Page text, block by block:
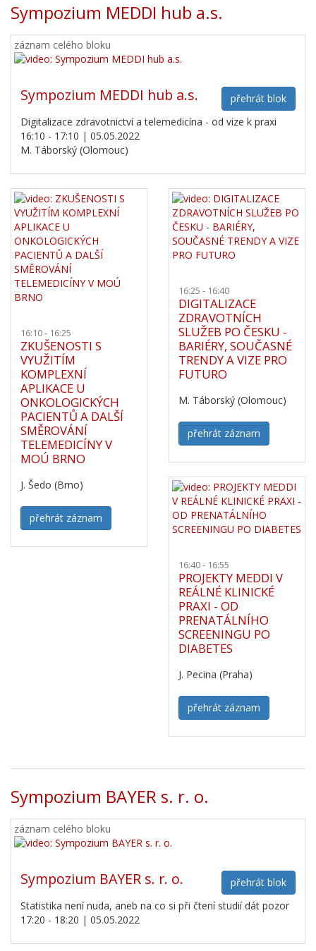
Sympozium MEDDI hub a.s.
záznam celého bloku
přehrát blok
Sympozium MEDDI hub a.s.
Digitalizace zdravotnictví a telemedicína - od vize k praxi
16:10 - 17:10 | 05.05.2022
M. Táborský (Olomouc)
16:10 - 16:25
ZKUŠENOSTI S
VYUŽITÍM
KOMPLEXNÍ
APLIKACE U
ONKOLOGICKÝCH
PACIENTŮ A DALŠÍ
SMĚROVÁNÍ
TELEMEDICÍNY V
MOÚ BRNO
J. Šedo (Brno)
přehrát záznam
16:25 - 16:40
DIGITALIZACE
ZDRAVOTNÍCH
SLUŽEB PO ČESKU -
BARIÉRY, SOUČASNÉ
TRENDY A VIZE PRO
FUTURO
M. Táborský (Olomouc)
přehrát záznam
16:40 - 16:55
PROJEKTY MEDDI V
REÁLNÉ KLINICKÉ
PRAXI - OD
PRENATÁLNÍHO
SCREENINGU PO
DIABETES
J. Pecina (Praha)
přehrát záznam
Sympozium BAYER s. r. o.
záznam celého bloku
přehrát blok
Sympozium BAYER s. r. o.
Statistika není nuda, aneb na co si při čtení studií dát pozor
17:20 - 18:20 | 05.05.2022